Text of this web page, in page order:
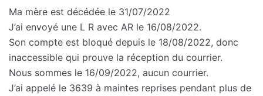
Ma mère est décédée le 31/07/2022
J’ai envoyé une L R avec AR le 16/08/2022.
Son compte est bloqué depuis le 18/08/2022, donc
inaccessible qui prouve la réception du courrier.
Nous sommes le 16/09/2022, aucun courrier.
J’ai appelé le 3639 à maintes reprises pendant plus de